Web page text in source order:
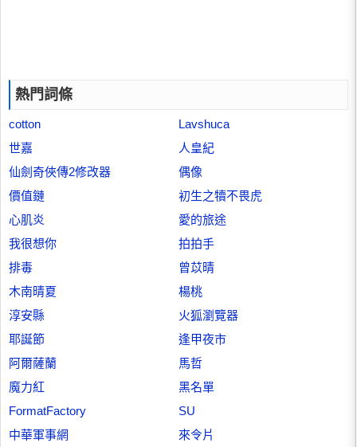
熱門詞條
cotton
Lavshuca
世嘉
人皇紀
仙劍奇俠傳2修改器
偶像
價值鏈
初生之犢不畏虎
心肌炎
愛的旅途
我很想你
拍拍手
排毒
曾苡晴
木南晴夏
楊桃
淳安縣
火狐瀏覽器
耶誕節
逢甲夜市
阿爾薩蘭
馬哲
魔力紅
黑名單
FormatFactory
SU
中華軍事網
來令片